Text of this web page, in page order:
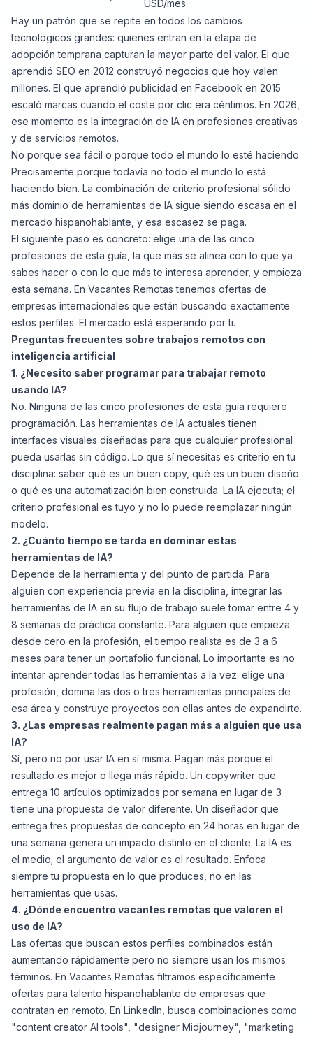
USD/mes
Hay un patrón que se repite en todos los cambios
tecnológicos grandes: quienes entran en la etapa de
adopción temprana capturan la mayor parte del valor. El que
aprendió SEO en 2012 construyó negocios que hoy valen
millones. El que aprendió publicidad en Facebook en 2015
escaló marcas cuando el coste por clic era céntimos. En 2026,
ese momento es la integración de IA en profesiones creativas
y de servicios remotos.
No porque sea fácil o porque todo el mundo lo esté haciendo.
Precisamente porque todavía no todo el mundo lo está
haciendo bien. La combinación de criterio profesional sólido
más dominio de herramientas de IA sigue siendo escasa en el
mercado hispanohablante, y esa escasez se paga.
El siguiente paso es concreto: elige una de las cinco
profesiones de esta guía, la que más se alinea con lo que ya
sabes hacer o con lo que más te interesa aprender, y empieza
esta semana. En Vacantes Remotas tenemos ofertas de
empresas internacionales que están buscando exactamente
estos perfiles. El mercado está esperando por ti.
Preguntas frecuentes sobre trabajos remotos con
inteligencia artificial
1. ¿Necesito saber programar para trabajar remoto
usando IA?
No. Ninguna de las cinco profesiones de esta guía requiere
programación. Las herramientas de IA actuales tienen
interfaces visuales diseñadas para que cualquier profesional
pueda usarlas sin código. Lo que sí necesitas es criterio en tu
disciplina: saber qué es un buen copy, qué es un buen diseño
o qué es una automatización bien construida. La IA ejecuta; el
criterio profesional es tuyo y no lo puede reemplazar ningún
modelo.
2. ¿Cuánto tiempo se tarda en dominar estas
herramientas de IA?
Depende de la herramienta y del punto de partida. Para
alguien con experiencia previa en la disciplina, integrar las
herramientas de IA en su flujo de trabajo suele tomar entre 4 y
8 semanas de práctica constante. Para alguien que empieza
desde cero en la profesión, el tiempo realista es de 3 a 6
meses para tener un portafolio funcional. Lo importante es no
intentar aprender todas las herramientas a la vez: elige una
profesión, domina las dos o tres herramientas principales de
esa área y construye proyectos con ellas antes de expandirte.
3. ¿Las empresas realmente pagan más a alguien que usa
IA?
Sí, pero no por usar IA en sí misma. Pagan más porque el
resultado es mejor o llega más rápido. Un copywriter que
entrega 10 artículos optimizados por semana en lugar de 3
tiene una propuesta de valor diferente. Un diseñador que
entrega tres propuestas de concepto en 24 horas en lugar de
una semana genera un impacto distinto en el cliente. La IA es
el medio; el argumento de valor es el resultado. Enfoca
siempre tu propuesta en lo que produces, no en las
herramientas que usas.
4. ¿Dónde encuentro vacantes remotas que valoren el
uso de IA?
Las ofertas que buscan estos perfiles combinados están
aumentando rápidamente pero no siempre usan los mismos
términos. En Vacantes Remotas filtramos específicamente
ofertas para talento hispanohablante de empresas que
contratan en remoto. En LinkedIn, busca combinaciones como
"content creator AI tools", "designer Midjourney", "marketing